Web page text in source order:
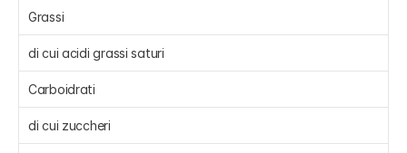
Grassi
di cui acidi grassi saturi
Carboidrati
di cui zuccheri